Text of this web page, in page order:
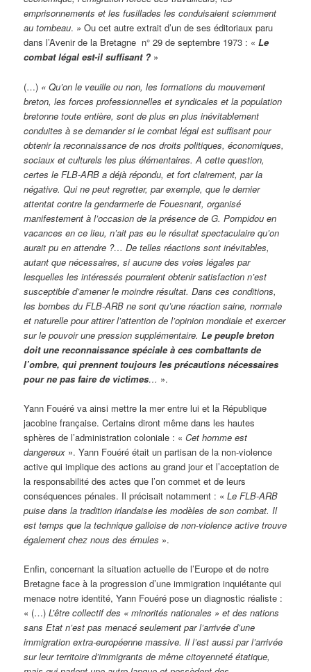
emprisonnements et les fusillades les conduisaient sciemment
au tombeau. »Ou cet autre extrait d’un de ses éditoriaux paru
dans l’Avenir de la Bretagne n° 29 de septembre 1973 : «Le
combat légal est-il suffisant ? »
(…) « Qu’on le veuille ou non, les formations du mouvement
breton, les forces professionnelles et syndicales et la population
bretonne toute entière, sont de plus en plus inévitablement
conduites à se demander si le combat légal est suffisant pour
obtenir la reconnaissance de nos droits politiques, économiques,
sociaux et culturels les plus élémentaires. A cette question,
certes le FLB-ARB a déjà répondu, et fort clairement, par la
négative. Qui ne peut regretter, par exemple, que le dernier
attentat contre la gendarmerie de Fouesnant, organisé
manifestement à l’occasion de la présence de G. Pompidou en
vacances en ce lieu, n’ait pas eu le résultat spectaculaire qu’on
aurait pu en attendre ?… De telles réactions sont inévitables,
autant que nécessaires, si aucune des voies légales par
lesquelles les intéressés pourraient obtenir satisfaction n’est
susceptible d’amener le moindre résultat. Dans ces conditions,
les bombes du FLB-ARB ne sont qu’une réaction saine, normale
et naturelle pour attirer l’attention de l’opinion mondiale et exercer
sur le pouvoir une pression supplémentaire.Le peuple breton
doit une reconnaissance spéciale à ces combattants de
l’ombre, qui prennent toujours les précautions nécessaires
pour ne pas faire de victimes… ».
Yann Fouéré va ainsi mettre la mer entre lui et la République
jacobine française. Certains diront même dans les hautes
sphères de l’administration coloniale : «Cet homme est
dangereux ». Yann Fouéré était un partisan de la non-violence
active qui implique des actions au grand jour et l’acceptation de
la responsabilité des actes que l’on commet et de leurs
conséquences pénales. Il précisait notamment : «Le FLB-ARB
puise dans la tradition irlandaise les modèles de son combat. Il
est temps que la technique galloise de non-violence active trouve
également chez nous des émules ».
Enfin, concernant la situation actuelle de l’Europe et de notre
Bretagne face à la progression d’une immigration inquiétante qui
menace notre identité, Yann Fouéré pose un diagnostic réaliste :
« (…)L’être collectif des « minorités nationales » et des nations
sans Etat n’est pas menacé seulement par l’arrivée d’une
immigration extra-européenne massive. Il l’est aussi par l’arrivée
sur leur territoire d’immigrants de même citoyenneté étatique,